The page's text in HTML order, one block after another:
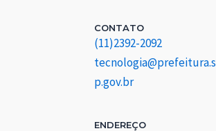
CONTATO
(11)2392-2092
tecnologia@prefeitura.s
p.gov.br
ENDEREÇO